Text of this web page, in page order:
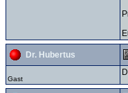
Dr. Hubertus
Gast